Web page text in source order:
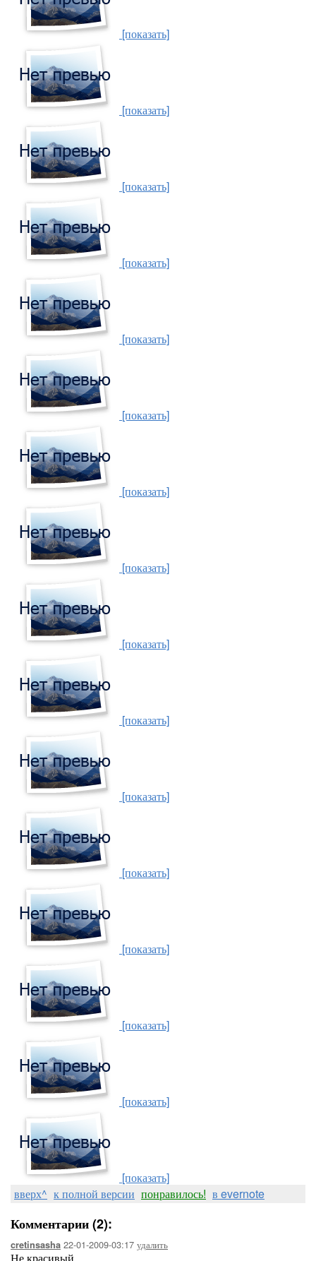
[показать]
[показать]
[показать]
[показать]
[показать]
[показать]
[показать]
[показать]
[показать]
[показать]
[показать]
[показать]
[показать]
[показать]
[показать]
[показать]
вверх^ к полной версии понравилось! в evernote
Комментарии (2):
cretinsasha 22-01-2009-03:17 удалить